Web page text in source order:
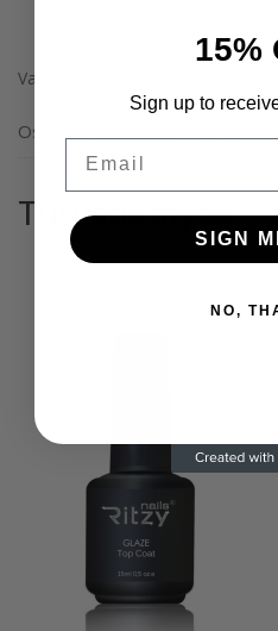
Varasto loppu
Osastot:
Tutustu myös
15%
Sign up to
SIGN
NO,